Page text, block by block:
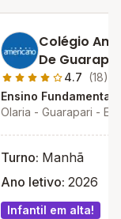
Colégio
De
4.7 (18)
Ensino Fundamental
Olaria - Guarapari - ES
Turno: Manhã
Ano letivo: 2026
Infantil em alta!